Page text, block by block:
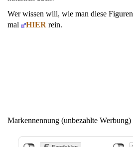
Wer wissen will, wie man diese
mal
HIER rein.
Markennennung (unbezahlte Werbung)